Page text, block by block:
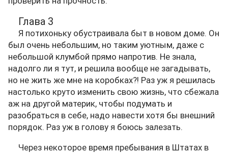
Глава 3
Я потихоньку обустраивала быт в новом доме. Он
был очень небольшим, но таким уютным, даже с
небольшой клумбой прямо напротив. Не знала,
надолго ли я тут, и решила вообще не загадывать,
но не жить же мне на коробках?! Раз уж я решилась
настолько круто изменить свою жизнь, что сбежала
аж на другой материк, чтобы подумать и
разобраться в себе, надо навести хотя бы внешний
порядок. Раз уж в голову я боюсь залезать.
Через некоторое время пребывания в Штатах в